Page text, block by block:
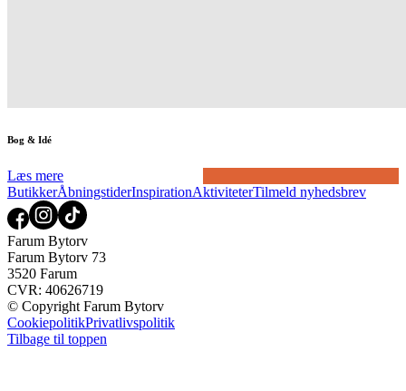
Bog & Idé
Læs mere
ButikkerÅbningstiderInspirationAktiviteterTilmeld nyhedsbrev
Farum Bytorv
Farum Bytorv 73
3520 Farum
CVR: 40626719
© Copyright Farum Bytorv
CookiepolitikPrivatlivspolitik
Tilbage til toppen